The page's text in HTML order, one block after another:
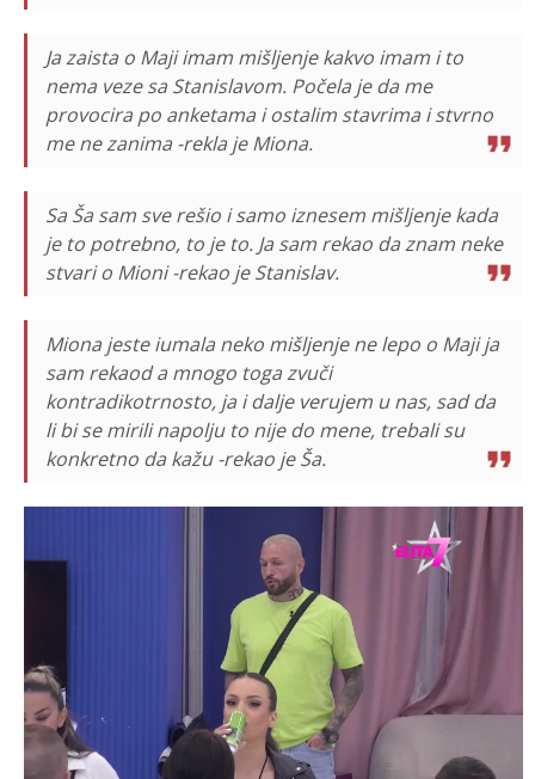
Ja zaista o Maji imam mišljenje kakvo imam i to
nema veze sa Stanislavom. Počela je da me
provocira po anketama i ostalim stavrima i stvrno
me ne zanima -rekla je Miona.
Sa Ša sam sve rešio i samo iznesem mišljenje kada
je to potrebno, to je to. Ja sam rekao da znam neke
stvari o Mioni -rekao je Stanislav.
Miona jeste iumala neko mišljenje ne lepo o Maji ja
sam rekaod a mnogo toga zvuči
kontradikotrnosto, ja i dalje verujem u nas, sad da
li bi se mirili napolju to nije do mene, trebali su
konkretno da kažu -rekao je Ša.